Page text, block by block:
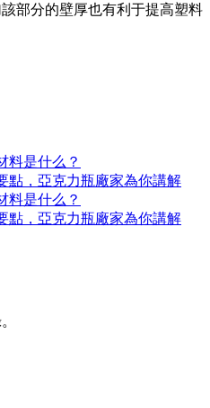
部分的壁厚也有利于提高塑料
料是什么？
點，亞克力瓶廠家為你講解
料是什么？
點，亞克力瓶廠家為你講解